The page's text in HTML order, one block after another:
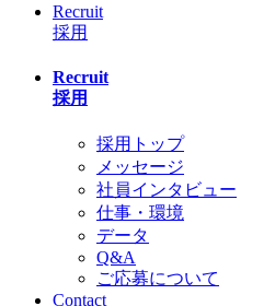
Recruit
採用
Recruit
採用
採用トップ
メッセージ
社員インタビュー
仕事・環境
データ
Q&A
ご応募について
Contact